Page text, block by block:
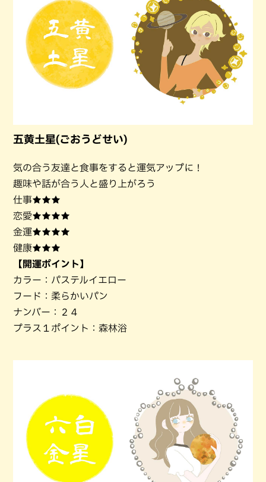
五黄土星(ごおうどせい)
気の合う友達と食事をすると運気アップに！
趣味や話が合う人と盛り上がろう
仕事★★★
恋愛★★★★
金運★★★★
健康★★★
【開運ポイント】
カラー：パステルイエロー
フード：柔らかいパン
ナンバー：２４
プラス１ポイント：森林浴